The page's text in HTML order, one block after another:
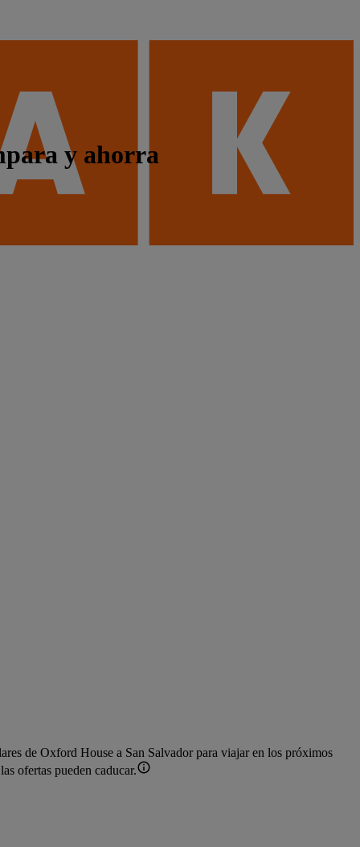
y ahorra
de Oxford House a San Salvador para viajar en los próximos
ofertas pueden caducar.